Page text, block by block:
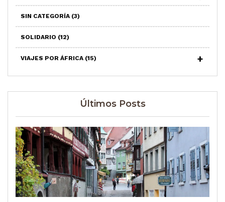
SIN CATEGORÍA (3)
SOLIDARIO (12)
VIAJES POR ÁFRICA (15)
Últimos Posts